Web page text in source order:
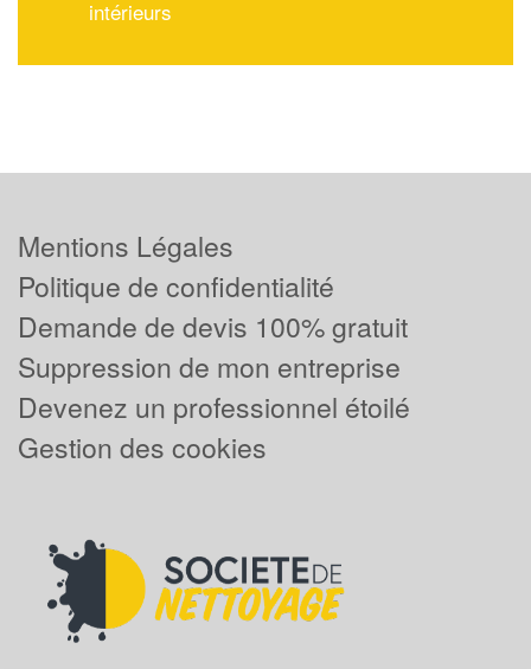
intérieurs
Mentions Légales
Politique de confidentialité
Demande de devis 100% gratuit
Suppression de mon entreprise
Devenez un professionnel étoilé
Gestion des cookies